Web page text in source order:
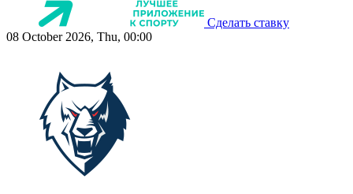
Сделать ставку
08 October 2026, Thu, 00:00